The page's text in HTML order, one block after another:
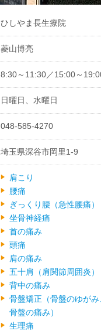
ひしやま長生療院
菱山博亮
8:30～11:30／15:00～
日曜日、水曜日
048-585-4270
埼玉県深谷市岡里1-9
肩こり
腰痛
ぎっくり腰（急性腰痛）
坐骨神経痛
首の痛み
頭痛
肩の痛み
五十肩（肩関節周囲炎）
背中の痛み
骨盤矯正（骨盤のゆがみ
骨盤の痛み）
生理痛